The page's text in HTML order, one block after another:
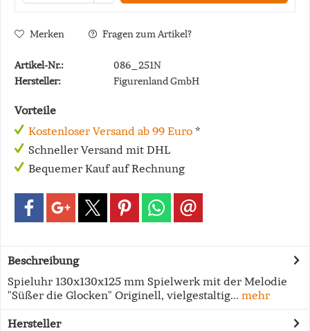
Merken Fragen zum Artikel?
Artikel-Nr.:
086_251N
Hersteller:
Figurenland GmbH
Vorteile
Kostenloser Versand ab 99 Euro *
Schneller Versand mit DHL
Bequemer Kauf auf Rechnung
Beschreibung
Spieluhr 130x130x125 mm Spielwerk mit der Melodie
"Süßer die Glocken" Originell, vielgestaltig... mehr
Hersteller